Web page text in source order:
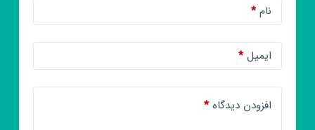
نام*
ایمیل*
افزودن دیدگاه*